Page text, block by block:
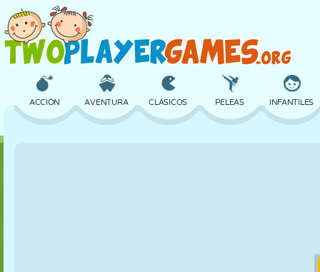
ACCIÓN AVENTURA CLÁSICOS PELEAS INFANTILES